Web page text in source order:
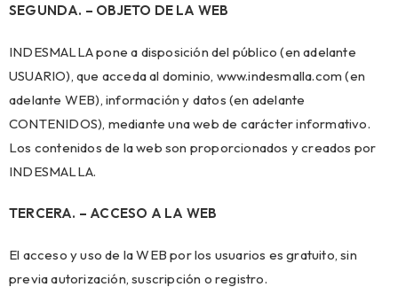
SEGUNDA. – OBJETO DE LA WEB
INDESMALLA pone a disposición del público (en adelante
USUARIO), que acceda al dominio, www.indesmalla.com (en
adelante WEB), información y datos (en adelante
CONTENIDOS), mediante una web de carácter informativo.
Los contenidos de la web son proporcionados y creados por
INDESMALLA.
TERCERA. – ACCESO A LA WEB
El acceso y uso de la WEB por los usuarios es gratuito, sin
previa autorización, suscripción o registro.